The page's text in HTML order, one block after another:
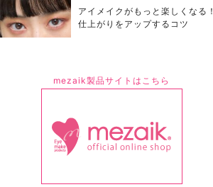
アイメイクがもっと楽しくなる！
仕上がりをアップするコツ
mezaik製品サイトはこちら